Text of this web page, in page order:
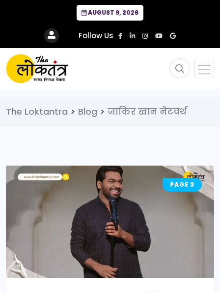
AUGUST 9, 2026
Follow Us
The Loktantra > Blog > जाकिर खान नेटवर्थ
PAGE 3